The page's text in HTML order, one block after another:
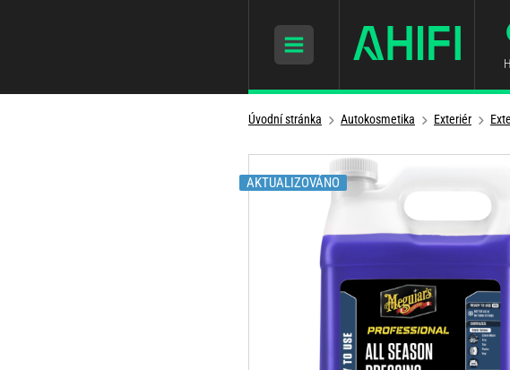
Úvodní stránka Autokosmetika Exteriér
AKTUALIZOVÁNO